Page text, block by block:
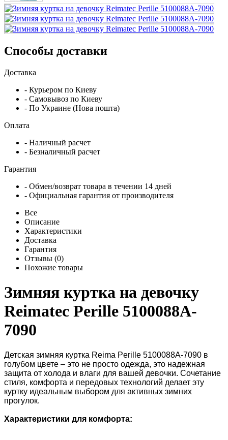
Способы доставки
Доставка
- Курьером по Киеву
- Самовывоз по Киеву
- По Украине (Нова пошта)
Оплата
- Наличный расчет
- Безналичный расчет
Гарантия
- Обмен/возврат товара в течении 14 дней
- Официальная гарантия от производителя
Все
Описание
Характеристики
Доставка
Гарантия
Отзывы (0)
Похожие товары
Зимняя куртка на девочку
Reimatec Perille 5100088A-
7090
Детская зимняя куртка Reima Perille 5100088A-7090 в
голубом цвете – это не просто одежда, это надежная
защита от холода и влаги для вашей девочки. Сочетание
стиля, комфорта и передовых технологий делает эту
куртку идеальным выбором для активных зимних
прогулок.
Характеристики для комфорта: